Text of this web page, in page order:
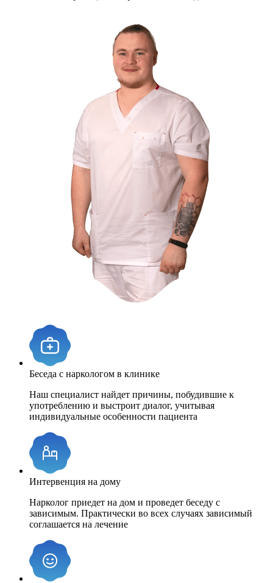
Беседа с наркологом в клинике
Наш специалист найдет причины, побудившие к
употреблению и выстроит диалог, учитывая
индивидуальные особенности пациента
Интервенция на дому
Нарколог приедет на дом и проведет беседу с
зависимым. Практически во всех случаях зависимый
соглашается на лечение